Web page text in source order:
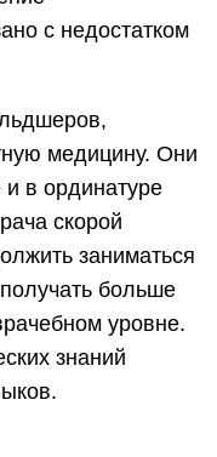
с недостатком
медицину. Они
и в ординатуре
скорой
заниматься
больше
уровне.
знаний